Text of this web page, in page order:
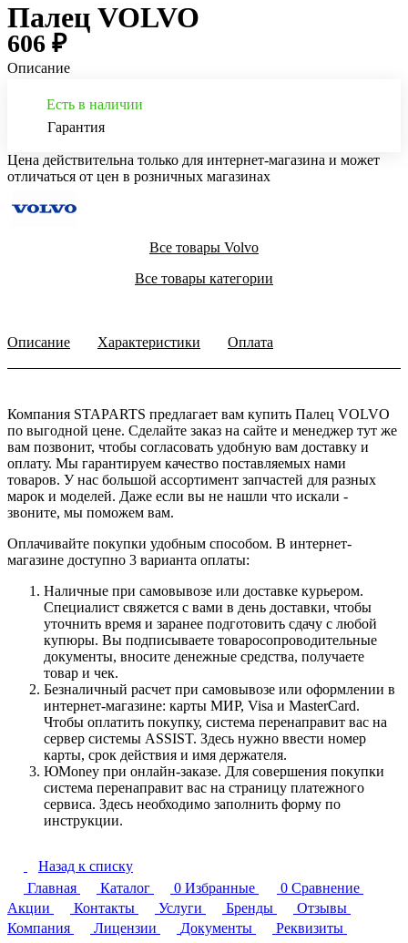
Палец VOLVO
606 ₽
Описание
Есть в наличии
Гарантия
Цена действительна только для интернет-магазина и может
отличаться от цен в розничных магазинах
Все товары Volvo
Все товары категории
Описание Характеристики Оплата
Компания STAPARTS предлагает вам купить Палец VOLVO
по выгодной цене. Сделайте заказ на сайте и менеджер тут же
вам позвонит, чтобы согласовать удобную вам доставку и
оплату. Мы гарантируем качество поставляемых нами
товаров. У нас большой ассортимент запчастей для разных
марок и моделей. Даже если вы не нашли что искали -
звоните, мы поможем вам.
Оплачивайте покупки удобным способом. В интернет-
магазине доступно 3 варианта оплаты:
Наличные при самовывозе или доставке курьером.
Специалист свяжется с вами в день доставки, чтобы
уточнить время и заранее подготовить сдачу с любой
купюры. Вы подписываете товаросопроводительные
документы, вносите денежные средства, получаете
товар и чек.
Безналичный расчет при самовывозе или оформлении в
интернет-магазине: карты МИР, Visa и MasterCard.
Чтобы оплатить покупку, система перенаправит вас на
сервер системы ASSIST. Здесь нужно ввести номер
карты, срок действия и имя держателя.
ЮMoney при онлайн-заказе. Для совершения покупки
система перенаправит вас на страницу платежного
сервиса. Здесь необходимо заполнить форму по
инструкции.
Назад к списку
Главная
Каталог 0 Избранные 0 Сравнение
Акции
Контакты Услуги Бренды
Отзывы
Компания
Лицензии Документы
Реквизиты